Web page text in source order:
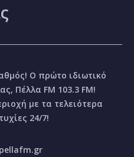
Ο πρώτο ιδιωτικό
Πέλλα FM 103.3 FM!
με τα τελειότερα
24/7!